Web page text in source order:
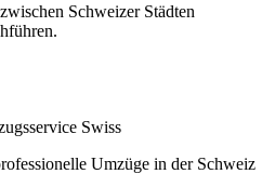
Schweizer Städten
Swiss
Umzüge in der Schweiz